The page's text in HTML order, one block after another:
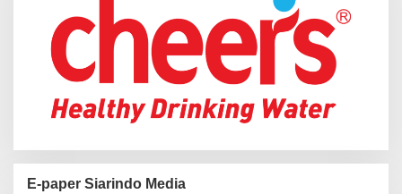
E-paper Siarindo Media